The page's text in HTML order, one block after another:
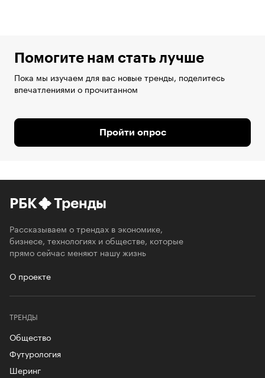
Помогите нам стать лучше
Пока мы изучаем для вас новые тренды, поделитесь
впечатлениями о прочитанном
Пройти опрос
РБК Тренды
Рассказываем о трендах в экономике,
бизнесе, технологиях и обществе, которые
прямо сейчас меняют нашу жизнь
О проекте
ТРЕНДЫ
Общество
Футурология
Шеринг